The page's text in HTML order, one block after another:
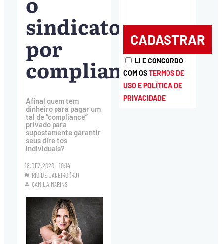
sindicato
por
compliance
Afinal quem tem
dinheiro para pagar um
tal de “compliance”
privado para
supostamente garantir
seus direitos
individuais?
18.DEZ.2020 - 10:14
RIO DE JANEIRO (RJ)
CAMILA MARINS
LI E CONCORDO
COM OSTERMOS DE
USO E POLÍTICA DE
PRIVACIDADE